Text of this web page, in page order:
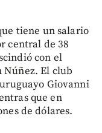
tiene un salario
central de 38
con el
Núñez. El club
Giovanni
que en
de dólares.